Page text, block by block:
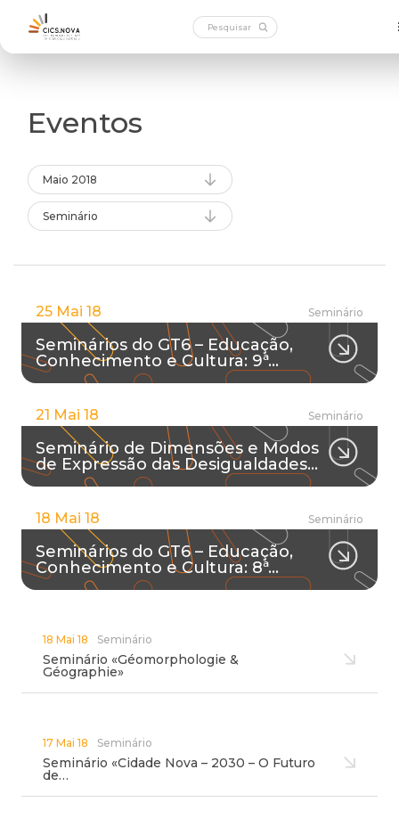
Eventos
Maio 2018
Seminário
25 Mai 18 Seminário
Seminários do GT6 – Educação,
Conhecimento e Cultura: 9ª…
21 Mai 18 Seminário
Seminário de Dimensões e Modos
de Expressão das Desigualdades…
18 Mai 18 Seminário
Seminários do GT6 – Educação,
Conhecimento e Cultura: 8ª…
18 Mai 18 Seminário
Seminário «Géomorphologie &
Géographie»
17 Mai 18 Seminário
Seminário «Cidade Nova – 2030 – O Futuro
de…